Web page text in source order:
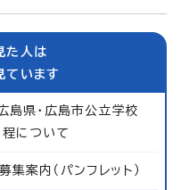
た人は
ています
島県・広島市公立学校
について
案内（パンフレット）